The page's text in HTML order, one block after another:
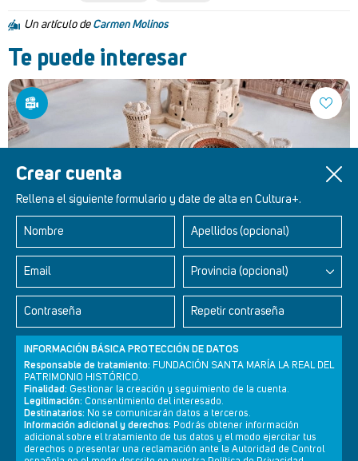
Crear cuenta
Rellena el siguiente formulario y date de alta en Cultura+.
Nombre Apellidos (opcional)
Email Provincia (opcional)
Contraseña Repetir contraseña
INFORMACIÓN BÁSICA PROTECCIÓN DE DATOS
Responsable de tratamiento: FUNDACIÓN SANTA MARÍA LA REAL DEL
PATRIMONIO HISTÓRICO.
Finalidad: Gestionar la creación y seguimiento de la cuenta.
Legitimación: Consentimiento del interesado.
Destinatarios: No se comunicarán datos a terceros.
Información adicional y derechos: Podrás obtener información
adicional sobre el tratamiento de tus datos y el modo ejercitar tus
derechos o presentar una reclamación ante la Autoridad de Control
Un artículo de Carmen Molinos
Te puede interesar
Curiosidades Históricas 22 - castillo de Bellver - Palma de
Mallorca
Newsletter Aviso legal Política de privacidad Política de cookies